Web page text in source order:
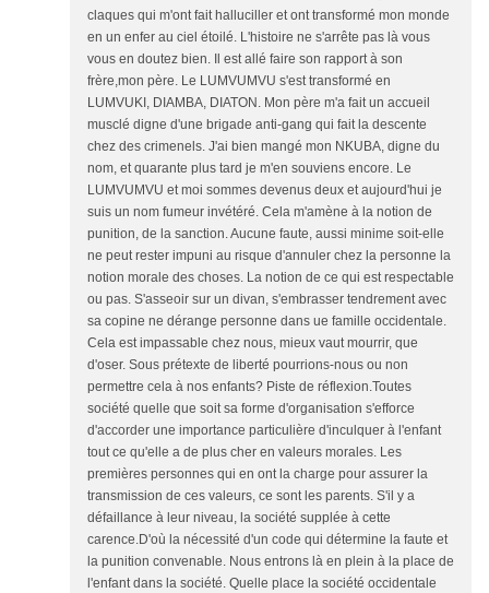
claques qui m'ont fait halluciller et ont transformé mon monde
en un enfer au ciel étoilé. L'histoire ne s'arrête pas là vous
vous en doutez bien. Il est allé faire son rapport à son
frère,mon père. Le LUMVUMVU s'est transformé en
LUMVUKI, DIAMBA, DIATON. Mon père m'a fait un accueil
musclé digne d'une brigade anti-gang qui fait la descente
chez des crimenels. J'ai bien mangé mon NKUBA, digne du
nom, et quarante plus tard je m'en souviens encore. Le
LUMVUMVU et moi sommes devenus deux et aujourd'hui je
suis un nom fumeur invétéré. Cela m'amène à la notion de
punition, de la sanction. Aucune faute, aussi minime soit-elle
ne peut rester impuni au risque d'annuler chez la personne la
notion morale des choses. La notion de ce qui est respectable
ou pas. S'asseoir sur un divan, s'embrasser tendrement avec
sa copine ne dérange personne dans ue famille occidentale.
Cela est impassable chez nous, mieux vaut mourrir, que
d'oser. Sous prétexte de liberté pourrions-nous ou non
permettre cela à nos enfants? Piste de réflexion.Toutes
société quelle que soit sa forme d'organisation s'efforce
d'accorder une importance particulière d'inculquer à l'enfant
tout ce qu'elle a de plus cher en valeurs morales. Les
premières personnes qui en ont la charge pour assurer la
transmission de ces valeurs, ce sont les parents. S'il y a
défaillance à leur niveau, la société supplée à cette
carence.D'où la nécessité d'un code qui détermine la faute et
la punition convenable. Nous entrons là en plein à la place de
l'enfant dans la société. Quelle place la société occidentale